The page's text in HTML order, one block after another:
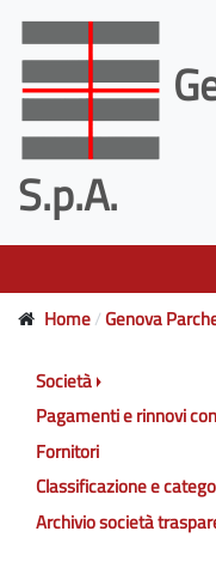
S.p.A.
Home Genova
Società
Pagamenti e rinnovi
Fornitori
Classificazione e
Archivio società